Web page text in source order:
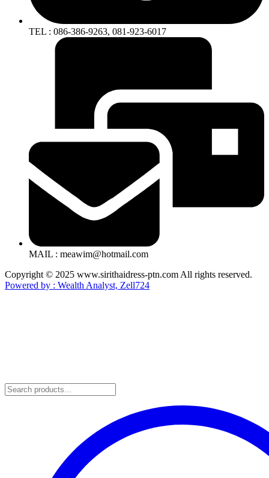
TEL : 086-386-9263, 081-923-6017
MAIL : meawim@hotmail.com
Copyright © 2025 www.sirithaidress-ptn.com All rights reserved.
Powered by : Wealth Analyst, Zell724